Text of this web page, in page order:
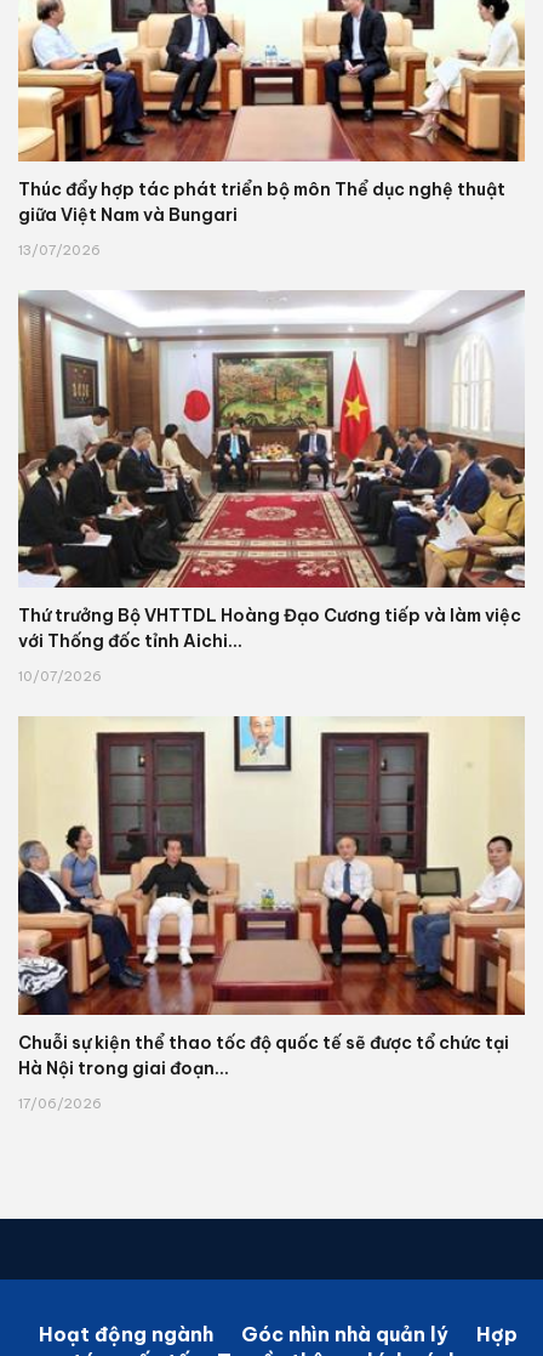
Thúc đẩy hợp tác phát triển bộ môn Thể dục nghệ thuật
giữa Việt Nam và Bungari
13/07/2026
Thứ trưởng Bộ VHTTDL Hoàng Đạo Cương tiếp và làm việc
với Thống đốc tỉnh Aichi...
10/07/2026
Chuỗi sự kiện thể thao tốc độ quốc tế sẽ được tổ chức tại
Hà Nội trong giai đoạn...
17/06/2026
Hoạt động ngành Góc nhìn nhà quản lý
Hợp